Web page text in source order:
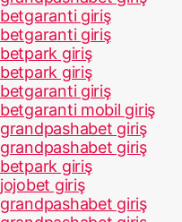
betgaranti giriş
betgaranti giriş
betpark giriş
betpark giriş
betgaranti giriş
betgaranti mobil giriş
grandpashabet giriş
grandpashabet giriş
betpark giriş
jojobet giriş
grandpashabet giriş